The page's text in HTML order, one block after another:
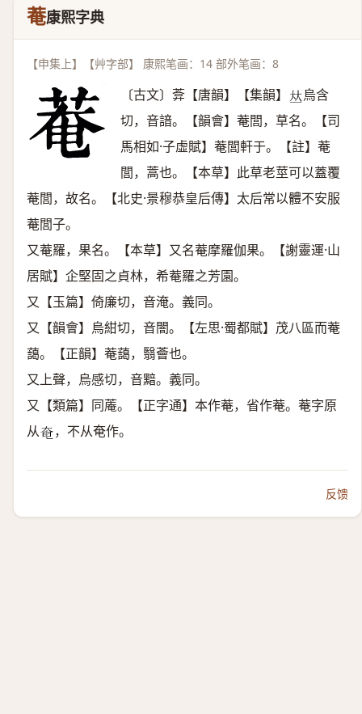
菴康熙字典
【申集上】【艸字部】 康熙笔画：14 部外笔画：8
〔古文〕葊【唐韻】【集韻】 𠀤烏含
切，音諳。【韻會】菴閭，草名。【司
馬相如·子虛賦】菴閭軒于。【註】菴
閭，蒿也。【本草】此草老莖可以蓋覆
菴閭，故名。【北史·景穆恭皇后傳】太后常以體不安服
菴閭子。
又菴羅，果名。【本草】又名菴摩羅伽果。【謝靈運·山
居賦】企堅固之貞林，希菴羅之芳園。
又【玉篇】倚廉切，音淹。義同。
又【韻會】烏紺切，音闇。【左思·蜀都賦】茂八區而菴
藹。【正韻】菴藹，翳薈也。
又上聲，烏感切，音黯。義同。
又【類篇】同蓭。【正字通】本作菴，省作菴。菴字原
从𡘹 ，不从奄作。
反馈